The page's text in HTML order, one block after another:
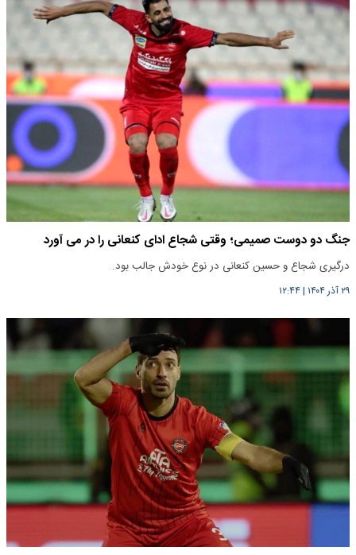
جنگ دو دوست صمیمی؛ وقتی شجاع ادای کنعانی را در می آورد
درگیری شجاع و حسین کنعانی در نوع خودش جالب بود.
۲۹ آذر ۱۴۰۴ |۱۲:۴۴